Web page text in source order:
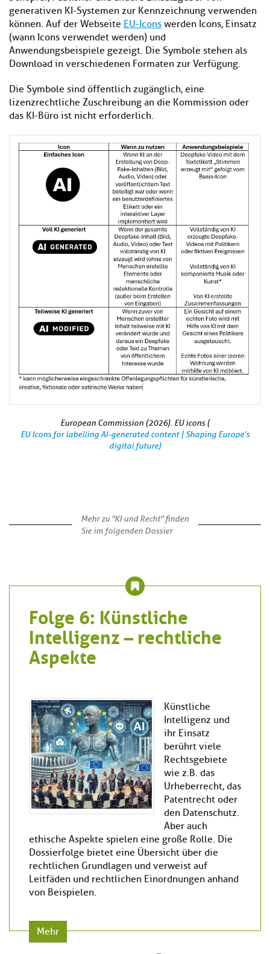
generativen KI-Systemen zur Kennzeichnung verwenden
können. Auf der Webseite EU-Icons werden Icons, Einsatz
(wann Icons verwendet werden) und
Anwendungsbeispiele gezeigt. Die Symbole stehen als
Download in verschiedenen Formaten zur Verfügung.
Die Symbole sind öffentlich zugänglich, eine
lizenzrechtliche Zuschreibung an die Kommission oder
das KI-Büro ist nicht erforderlich.
European Commission (2026). EU icons (
EU Icons for labelling AI-generated content | Shaping Europe’s
digital future)
Mehr zu "KI und Recht" finden
Sie im folgenden Dossier
Folge 6: Künstliche
Intelligenz – rechtliche
Aspekte
Künstliche
Intelligenz und
ihr Einsatz
berührt viele
Rechtsgebiete
wie z.B. das
Urheberrecht, das
Patentrecht oder
den Datenschutz.
Aber auch
ethische Aspekte spielen eine große Rolle. Die
Dossierfolge bietet eine Übersicht über die
rechtlichen Grundlagen und verweist auf
Leitfäden und rechtlichen Einordnungen anhand
von Beispielen.
Mehr